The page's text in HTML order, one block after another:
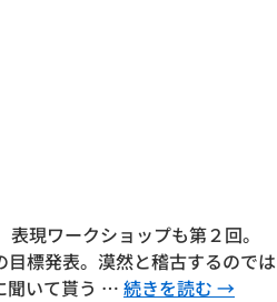
現ワークショップも第２回。
標発表。漠然と稽古するのでは
聞いて貰う … 続きを読む →